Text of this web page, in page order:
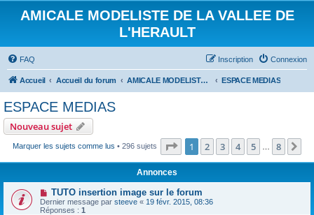
AMICALE MODELISTE DE LA VALLEE DE
L'HERAULT
FAQ Connexion
Inscription
Accueil Accueil du forum AMICALE MODELISTE DE LA VALLEE DE L'HERAULT ESPACE MEDIAS
ESPACE MEDIAS
Nouveau sujet
Marquer les sujets comme lus • 296 sujets Page 1sur8
1 2 3 4 5 8
Annonces
TUTO insertion image sur le forum
Dernier message par steeve « 19 févr. 2015, 08:36
Réponses : 1